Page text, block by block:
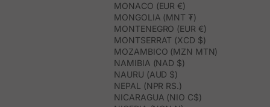
MONACO (EUR €)
MONGOLIA (MNT ₮)
MONTENEGRO (EUR €)
MONTSERRAT (XCD $)
MOZAMBICO (MZN MTN)
NAMIBIA (NAD $)
NAURU (AUD $)
NEPAL (NPR RS.)
NICARAGUA (NIO C$)